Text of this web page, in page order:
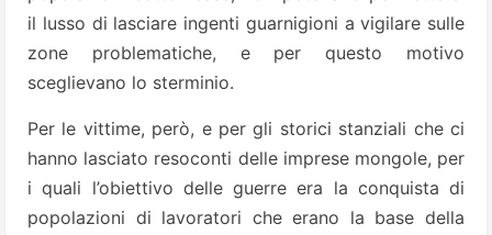
il lusso di lasciare ingenti guarnigioni a vigilare sulle
zone problematiche, e per questo motivo
sceglievano lo sterminio.
Per le vittime, però, e per gli storici stanziali che ci
hanno lasciato resoconti delle imprese mongole, per
i quali l’obiettivo delle guerre era la conquista di
popolazioni di lavoratori che erano la base della